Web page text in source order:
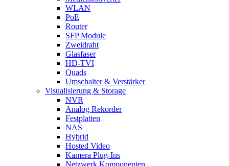
WLAN
PoE
Router
SFP Module
Zweidraht
Glasfaser
HD-TVI
Quads
Umschalter & Verstärker
Visualisierung & Storage
NVR
Analog Rekorder
Festplatten
NAS
Hybrid
Hosted Video
Kamera Plug-Ins
Netzwerk Komponenten